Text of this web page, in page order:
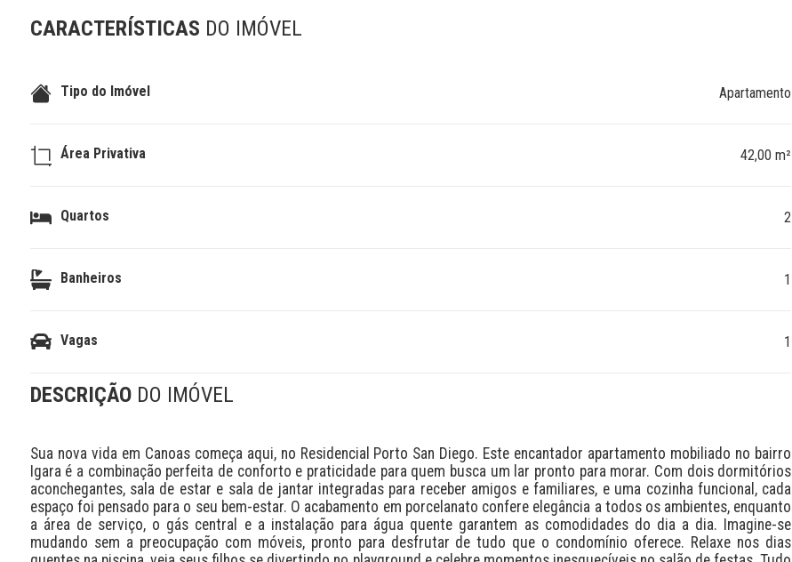
CARACTERÍSTICAS DO IMÓVEL
Tipo do Imóvel Apartamento
Área Privativa 42,00 m²
Quartos 2
Banheiros 1
Vagas 1
DESCRIÇÃO DO IMÓVEL
Sua nova vida em Canoas começa aqui, no Residencial Porto San Diego. Este encantador apartamento mobiliado no bairro
Igara é a combinação perfeita de conforto e praticidade para quem busca um lar pronto para morar. Com dois dormitórios
aconchegantes, sala de estar e sala de jantar integradas para receber amigos e familiares, e uma cozinha funcional, cada
espaço foi pensado para o seu bem-estar. O acabamento em porcelanato confere elegância a todos os ambientes, enquanto
a área de serviço, o gás central e a instalação para água quente garantem as comodidades do dia a dia. Imagine-se
mudando sem a preocupação com móveis, pronto para desfrutar de tudo que o condomínio oferece. Relaxe nos dias